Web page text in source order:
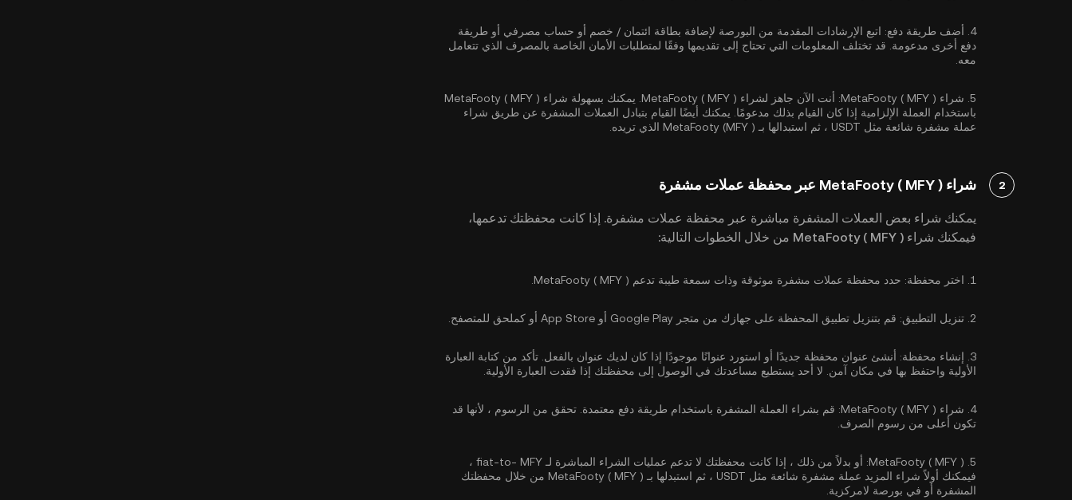
4. أضف طريقة دفع: اتبع الإرشادات المقدمة من البورصة لإضافة بطاقة ائتمان / خصم أو حساب مصرفي أو طريقة
دفع أخرى مدعومة. قد تختلف المعلومات التي تحتاج إلى تقديمها وفقًا لمتطلبات الأمان الخاصة بالمصرف الذي تتعامل
معه.
5. شراء MetaFooty ( MFY ):
أنت الآن جاهز لشراء MetaFooty ( MFY ). يمكنك بسهولة شراء MetaFooty ( MFY )
باستخدام العملة الإلزامية إذا كان القيام بذلك مدعومًا. يمكنك أيضًا القيام بتبادل العملات المشفرة عن طريق شراء
عملة مشفرة شائعة مثل USDT ، ثم استبدالها بـ MetaFooty (MFY ) الذي تريده.
2 شراء MetaFooty ( MFY ) عبر محفظة عملات مشفرة
يمكنك شراء بعض العملات المشفرة مباشرة عبر محفظة عملات مشفرة. إذا كانت محفظتك تدعمها،
فيمكنك شراء MetaFooty ( MFY ) من خلال الخطوات التالية:
1. اختر محفظة: حدد محفظة عملات مشفرة موثوقة وذات سمعة طيبة تدعم MetaFooty ( MFY ).
2. تنزيل التطبيق: قم بتنزيل تطبيق المحفظة على جهازك من متجر Google Play أو App Store أو كملحق للمتصفح.
3. إنشاء محفظة: أنشئ عنوان محفظة جديدًا أو استورد عنوانًا موجودًا إذا كان لديك عنوان بالفعل. تأكد من كتابة العبارة
الأولية واحتفظ بها في مكان آمن. لا أحد يستطيع مساعدتك في الوصول إلى محفظتك إذا فقدت العبارة الأولية.
4. شراء MetaFooty ( MFY ):
قم بشراء العملة المشفرة باستخدام طريقة دفع معتمدة. تحقق من الرسوم ، لأنها قد
تكون أعلى من رسوم الصرف.
5.
MetaFooty ( MFY ):
أو بدلاً من ذلك ، إذا كانت محفظتك لا تدعم عمليات الشراء المباشرة لـ fiat-to- MFY ،
فيمكنك أولاً شراء المزيد عملة مشفرة شائعة مثل USDT ، ثم استبدلها بـ MetaFooty ( MFY ) من خلال محفظتك
المشفرة أو في بورصة لامركزية.